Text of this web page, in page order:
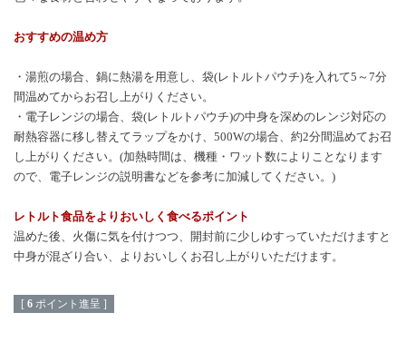
おすすめの温め方
・湯煎の場合、鍋に熱湯を用意し、袋(レトルトパウチ)を入れて5～7分
間温めてからお召し上がりください。
・電子レンジの場合、袋(レトルトパウチ)の中身を深めのレンジ対応の
耐熱容器に移し替えてラップをかけ、500Wの場合、約2分間温めてお召
し上がりください。(加熱時間は、機種・ワット数によりことなります
ので、電子レンジの説明書などを参考に加減してください。)
レトルト食品をよりおいしく食べるポイント
温めた後、火傷に気を付けつつ、開封前に少しゆすっていただけますと
中身が混ざり合い、よりおいしくお召し上がりいただけます。
[ 6 ポイント進呈 ]